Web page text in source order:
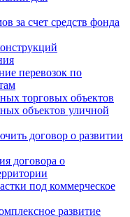
за счет средств фонда
перевозок по
торговых объектов
объектов уличной
договор о развитии
договора о
под коммерческое
развитие